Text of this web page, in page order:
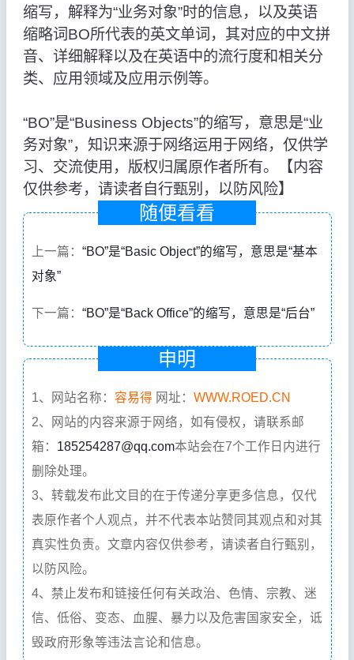
缩写，解释为“业务对象”时的信息，以及英语
缩略词BO所代表的英文单词，其对应的中文拼
音、详细解释以及在英语中的流行度和相关分
类、应用领域及应用示例等。
“BO”是“Business Objects”的缩写，意思是“业
务对象”，知识来源于网络运用于网络，仅供学
习、交流使用，版权归属原作者所有。【内容
仅供参考，请读者自行甄别，以防风险】
随便看看
上一篇： “BO”是“Basic Object”的缩写，意思是“基本
对象”
下一篇： “BO”是“Back Office”的缩写，意思是“后台”
申明
1、网站名称： 容易得 网址： WWW.ROED.CN
2、网站的内容来源于网络，如有侵权，请联系邮
箱： 185254287@qq.com本站会在7个工作日内进行
删除处理。
3、转载发布此文目的在于传递分享更多信息，仅代
表原作者个人观点，并不代表本站赞同其观点和对其
真实性负责。文章内容仅供参考，请读者自行甄别，
以防风险。
4、禁止发布和链接任何有关政治、色情、宗教、迷
信、低俗、变态、血腥、暴力以及危害国家安全，诋
毁政府形象等违法言论和信息。